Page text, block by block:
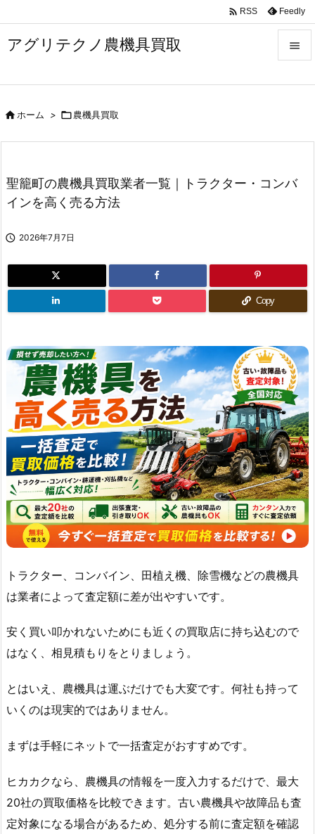
アグリテクノ農機具買取 


 RSS Feedly
ホーム > 農機具買取
聖籠町の農機具買取業者一覧｜トラクター・コンバ
インを高く売る方法
 2026年7月7日
Copy
トラクター、コンバイン、田植え機、除雪機などの農機具
は業者によって査定額に差が出やすいです。
安く買い叩かれないためにも近くの買取店に持ち込むので
はなく、相見積もりをとりましょう。
とはいえ、農機具は運ぶだけでも大変です。何社も持って
いくのは現実的ではありません。
まずは手軽にネットで一括査定がおすすめです。
ヒカカクなら、農機具の情報を一度入力するだけで、最大
20社の買取価格を比較できます。古い農機具や故障品も査
定対象になる場合があるため、処分する前に査定額を確認